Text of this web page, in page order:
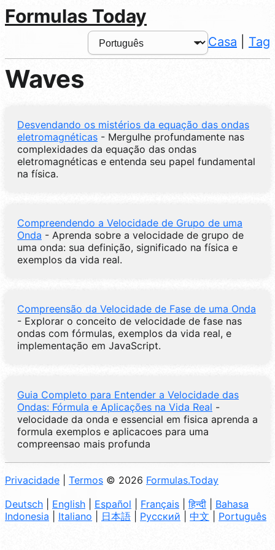
Formulas Today
Casa Tag
Waves
Desvendando os mistérios da equação das ondas
eletromagnéticas - Mergulhe profundamente nas
complexidades da equação das ondas
eletromagnéticas e entenda seu papel fundamental
na física.
Compreendendo a Velocidade de Grupo de uma
Onda - Aprenda sobre a velocidade de grupo de
uma onda: sua definição, significado na física e
exemplos da vida real.
Compreensão da Velocidade de Fase de uma Onda
- Explorar o conceito de velocidade de fase nas
ondas com fórmulas, exemplos da vida real, e
implementação em JavaScript.
Guia Completo para Entender a Velocidade das
Ondas: Fórmula e Aplicações na Vida Real -
velocidade da onda e essencial em fisica aprenda a
formula exemplos e aplicacoes para uma
compreensao mais profunda
Privacidade Termos © 2026 Formulas.Today
Deutsch
English Español Français |हिन्दी
Bahasa
Indonesia
Italiano 日本語 Русский 中文 Português